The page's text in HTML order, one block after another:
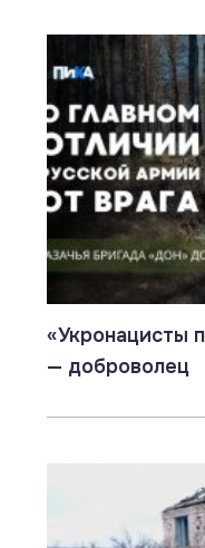
«Укронацисты
— доброволец